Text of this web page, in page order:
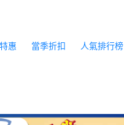
惠 當季折扣 人氣排行榜